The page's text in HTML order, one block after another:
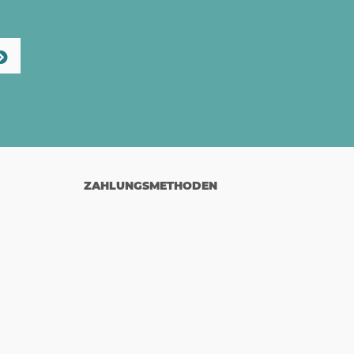
ZAHLUNGSMETHODEN